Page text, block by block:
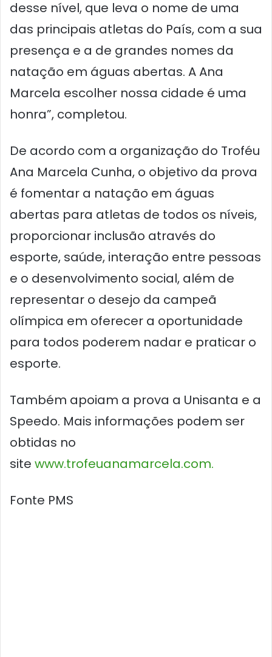
desse nível, que leva o nome de uma
das principais atletas do País, com a sua
presença e a de grandes nomes da
natação em águas abertas. A Ana
Marcela escolher nossa cidade é uma
honra”, completou.
De acordo com a organização do Troféu
Ana Marcela Cunha, o objetivo da prova
é fomentar a natação em águas
abertas para atletas de todos os níveis,
proporcionar inclusão através do
esporte, saúde, interação entre pessoas
e o desenvolvimento social, além de
representar o desejo da campeã
olímpica em oferecer a oportunidade
para todos poderem nadar e praticar o
esporte.
Também apoiam a prova a Unisanta e a
Speedo. Mais informações podem ser
obtidas no
site www.trofeuanamarcela.com.
Fonte PMS